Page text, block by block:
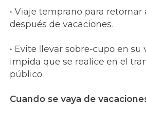
• Viaje temprano para retornar
después de vacaciones.
• Evite llevar sobre-cupo en su
impida que se realice en el
público.
Cuando se vaya de